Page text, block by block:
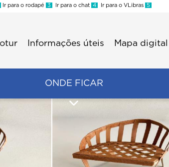
Ir para o rodapé 3 Ir para o chat 4 Ir para o VLibras 5
Informações úteis Mapa digital
ONDE FICAR